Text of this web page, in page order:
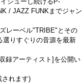
/ JAZZ FUNKまでジャン
レーベル"TRIBE"とその
選りすぐりの音源を最新
録アーティスト]を公開い
されます)